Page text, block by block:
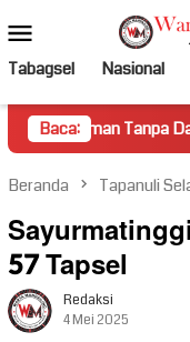
ke
kontenMobile
Tabagsel Nasional
Baca:
Dasar Hukum Picu
Beranda Tapanuli
57 Tapsel
Redaksi
4 Mei 2025